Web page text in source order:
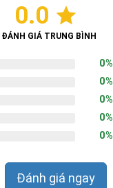
Chứng nhận ISO 9001:2015
0.0
ĐÁNH GIÁ TRUNG BÌNH
0%
0%
0%
0%
0%
Đánh giá ngay